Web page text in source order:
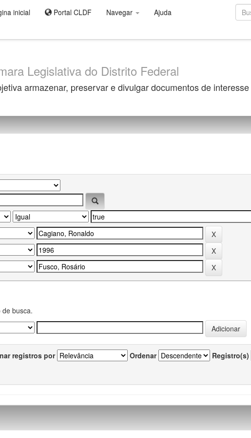
inicial Portal CLDF Navegar Ajuda
Legislativa do Distrito Federal
armazenar, preservar e divulgar documentos de
busca.
registros por Ordenar Registro(s)